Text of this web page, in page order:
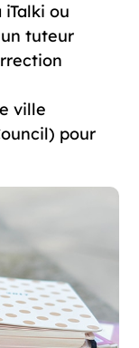
ou
tuteur
ville
pour